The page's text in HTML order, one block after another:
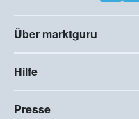
Über marktguru
Hilfe
Presse